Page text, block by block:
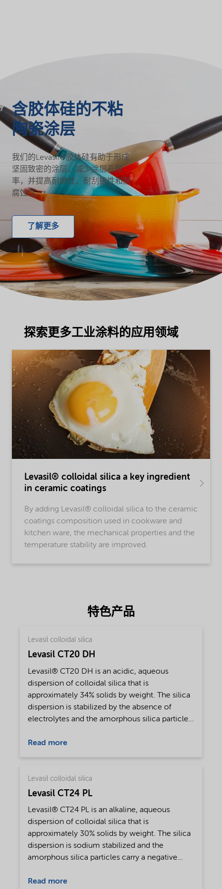
含胶体硅的不粘
陶瓷涂层
我们的Levasil®胶体硅有助于形成
坚固致密的涂层，减少涂层孔隙
率，并提高耐磨性、耐刮擦性和耐
腐蚀性。
了解更多
探索更多工业涂料的应用领域
Levasil® colloidal silica a key ingredient
in ceramic coatings
By adding Levasil® colloidal silica to the ceramic
coatings composition used in cookware and
kitchen ware, the mechanical properties and the
temperature stability are improved.
特色产品
Levasil colloidal silica
Levasil CT20 DH
Levasil® CT20 DH is an acidic, aqueous
dispersion of colloidal silica that is
approximately 34% solids by weight. The silica
dispersion is stabilized by the absence of
electrolytes and the amorphous silica particles
are discrete, have a slightly uneven, spherical
dispersion is a translucent liquid, slightly more
viscous than water. Levasil® CT20 DH is
Read more
Levasil colloidal silica
Levasil CT24 PL
Levasil® CT24 PL is an alkaline, aqueous
dispersion of colloidal silica that is
approximately 30% solids by weight. The silica
dispersion is sodium stabilized and the
amorphous silica particles carry a negative
have a smooth, spherical shape, and are
Read more